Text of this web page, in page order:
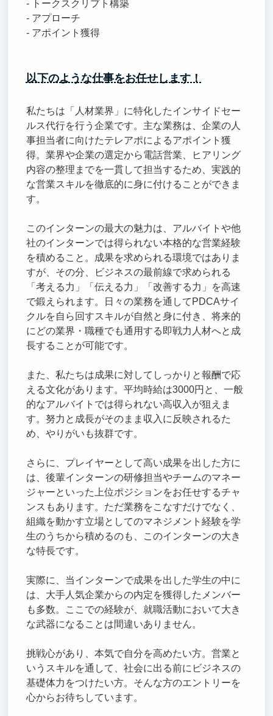
- トークスクリプト構築
- アプローチ
- アポイント獲得
以下のような仕事をお任せします！
私たちは「人材業界」に特化したインサイドセー
ルス代行を行う企業です。主な業務は、企業の人
事担当者に向けたテレアポによるアポイント獲
得。業界や企業の選定から電話営業、ヒアリング
内容の整理までを一貫して担当するため、実践的
な営業スキルを徹底的に身に付けることができま
す。
このインターンの最大の魅力は、アルバイトや他
社のインターンでは得られない本格的な営業経験
を積めること。成果を求められる環境ではありま
すが、その分、ビジネスの最前線で求められる
「考える力」「伝える力」「改善する力」を高速
で鍛えられます。日々の業務を通してPDCAサイ
クルを自ら回すスキルが自然と身に付き、将来的
にどの業界・職種でも通用する即戦力人材へと成
長することが可能です。
また、私たちは成果に対してしっかりと報酬で応
える文化があります。平均時給は3000円と、一般
的なアルバイトでは得られない高収入が狙えま
す。努力と成長がそのまま収入に反映されるた
め、やりがいも抜群です。
さらに、プレイヤーとして高い成果を出した方に
は、後輩インターンの研修担当やチームのマネー
ジャーといった上位ポジションをお任せするチャ
ンスもあります。ただ業務をこなすだけでなく、
組織を動かす立場としてのマネジメント経験を学
生のうちから積めるのも、このインターンの大き
な特長です。
実際に、当インターンで成果を出した学生の中に
は、大手人気企業からの内定を獲得したメンバー
も多数。ここでの経験が、就職活動において大き
な武器になることは間違いありません。
挑戦心があり、本気で自分を高めたい方。営業と
いうスキルを通して、社会に出る前にビジネスの
基礎体力をつけたい方。そんな方のエントリーを
心からお待ちしています。